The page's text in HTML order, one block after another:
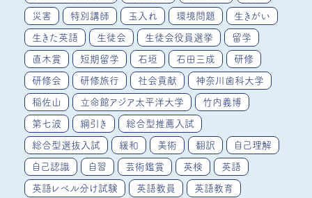
災害 特別講師 玉入れ 環境問題 生きがい
生きた英語 生徒会 生徒会役員選挙 留学
直木賞 短期留学 石垣 石田三成 研修
研修会 研修旅行 社会貢献 神奈川歯科大学
稲佐山 立命館アジア太平洋大学 竹内義博
第七波 綱引き 総合型推薦入試
総合型選抜入試 緩和 美術 翻訳 自己理解
自己認識 自習 芸術鑑賞 英検 英語
英語レベル分け試験 英語教員 英語教育